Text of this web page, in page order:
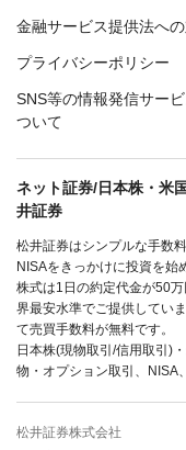
金融サービス提供法へ
プライバシーポリシー
SNS等の情報発信サー
ついて
ネット証券/日本株・米
井証券
松井証券はシンプルな手数
NISAをきっかけに投資を始
株式は1日の約定代金が50
界最安水準でご提供してい
て売買手数料が無料です。
日本株(現物取引/信用取引)
物・オプション取引、NISA
松井証券株式会社